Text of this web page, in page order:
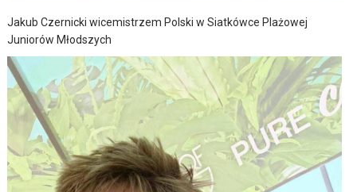
Jakub Czernicki wicemistrzem Polski w Siatkówce Plażowej
Juniorów Młodszych